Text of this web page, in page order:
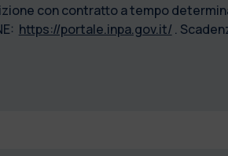
con contratto a tempo
https://portale.inpa.gov.it/ .